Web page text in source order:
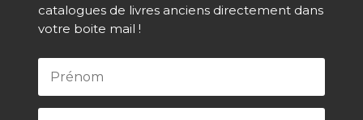
catalogues de livres anciens directement dans
votre boite mail !